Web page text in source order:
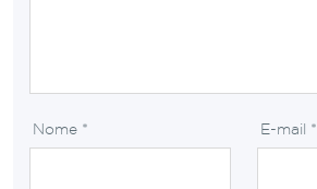
Nome * E-mail *